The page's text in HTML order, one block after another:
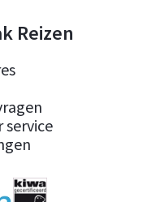
Reizen
service